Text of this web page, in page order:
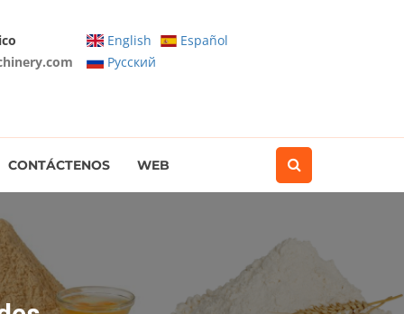
English
Español
Pусский
CONTÁCTENOS WEB